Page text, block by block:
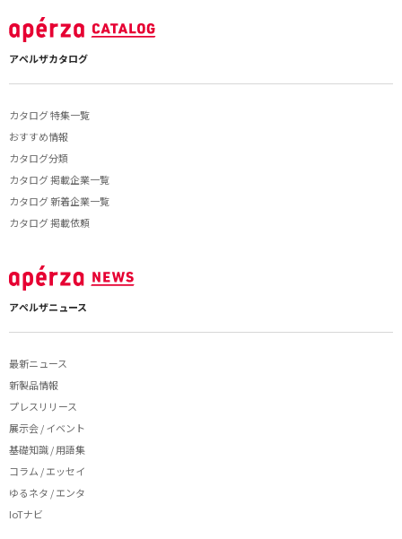
アペルザカタログ
カタログ 特集一覧
おすすめ情報
カタログ分類
カタログ 掲載企業一覧
カタログ 新着企業一覧
カタログ 掲載依頼
アペルザニュース
最新ニュース
新製品情報
プレスリリース
展示会 / イベント
基礎知識 / 用語集
コラム / エッセイ
ゆるネタ / エンタ
IoTナビ